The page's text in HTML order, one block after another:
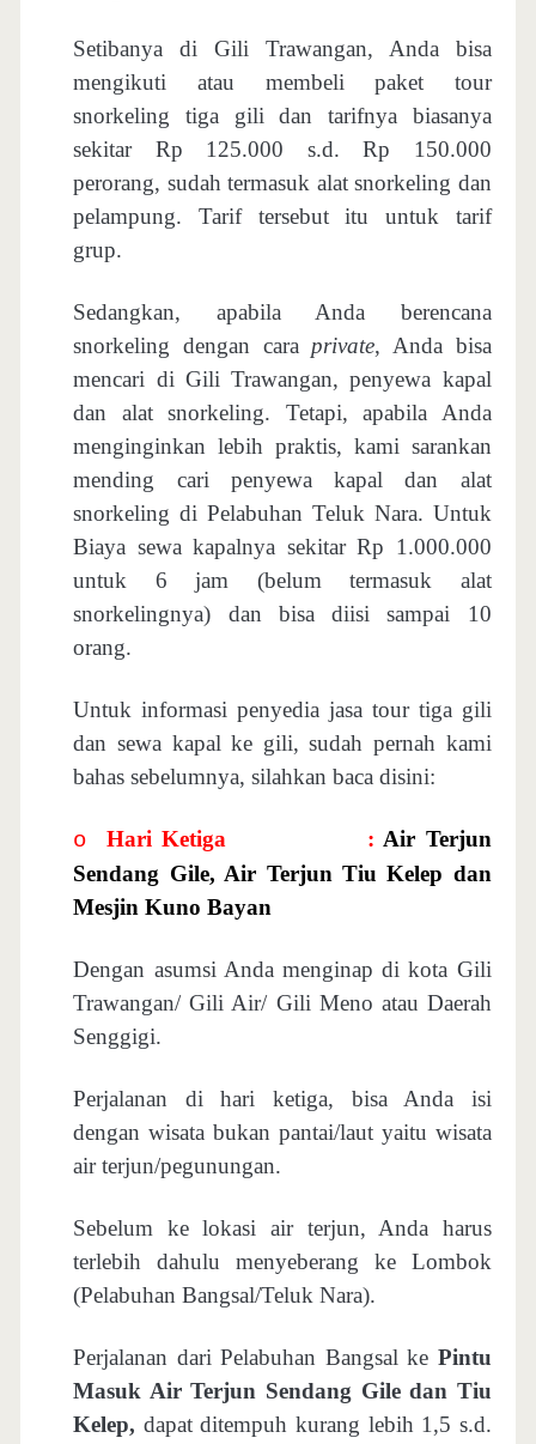
Setibanya di Gili Trawangan, Anda bisa
mengikuti atau membeli paket tour
snorkeling tiga gili dan tarifnya biasanya
sekitar Rp 125.000 s.d. Rp 150.000
perorang, sudah termasuk alat snorkeling dan
pelampung. Tarif tersebut itu untuk tarif
grup.
Sedangkan, apabila Anda berencana
snorkeling dengan cara private, Anda bisa
mencari di Gili Trawangan, penyewa kapal
dan alat snorkeling. Tetapi, apabila Anda
menginginkan lebih praktis, kami sarankan
mending cari penyewa kapal dan alat
snorkeling di Pelabuhan Teluk Nara. Untuk
Biaya sewa kapalnya sekitar Rp 1.000.000
untuk 6 jam (belum termasuk alat
snorkelingnya) dan bisa diisi sampai 10
orang.
Untuk informasi penyedia jasa tour tiga gili
dan sewa kapal ke gili, sudah pernah kami
bahas sebelumnya, silahkan baca disini:
o Hari Ketiga : Air Terjun
Sendang Gile, Air Terjun Tiu Kelep dan
Mesjin Kuno Bayan
Dengan asumsi Anda menginap di kota Gili
Trawangan/ Gili Air/ Gili Meno atau Daerah
Senggigi.
Perjalanan di hari ketiga, bisa Anda isi
dengan wisata bukan pantai/laut yaitu wisata
air terjun/pegunungan.
Sebelum ke lokasi air terjun, Anda harus
terlebih dahulu menyeberang ke Lombok
(Pelabuhan Bangsal/Teluk Nara).
Perjalanan dari Pelabuhan Bangsal ke Pintu
Masuk Air Terjun Sendang Gile dan Tiu
Kelep, dapat ditempuh kurang lebih 1,5 s.d.